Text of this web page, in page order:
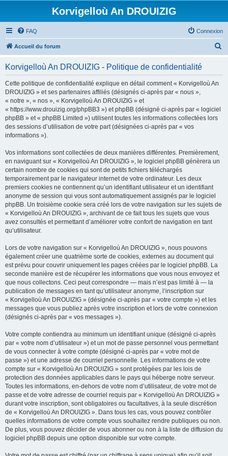
Korvigelloù An DROUIZIG
FAQ Connexion
Accueil du forum
Korvigelloù An DROUIZIG - Politique de confidentialité
Cette politique de confidentialité explique en détail comment « Korvigelloù An
DROUIZIG » et ses partenaires affiliés (désignés ci-après par « nous »,
« notre », « nos », « Korvigelloù An DROUIZIG » et
« https://www.drouizig.org/phpBB3 ») et phpBB (désigné ci-après par « logiciel
phpBB » et « phpBB Limited ») utilisent toutes les informations collectées lors
des sessions d’utilisation de votre part (désignées ci-après par « vos
informations »).
Vos informations sont collectées de deux manières différentes. Premièrement,
en naviguant sur « Korvigelloù An DROUIZIG », le logiciel phpBB génèrera un
certain nombre de cookies qui sont de petits fichiers téléchargés
temporairement par le navigateur internet de votre ordinateur. Les deux
premiers cookies ne contiennent qu’un identifiant utilisateur et un identifiant
anonyme de session qui vous sont automatiquement assignés par le logiciel
phpBB. Un troisième cookie sera créé lors de votre navigation sur les sujets de
« Korvigelloù An DROUIZIG », archivant de ce fait tous les sujets que vous
avez consultés et permettant d’améliorer votre confort de navigation en tant
qu’utilisateur.
Lors de votre navigation sur « Korvigelloù An DROUIZIG », nous pouvons
également créer une quatrième sorte de cookies, externes au document qui
est prévu pour couvrir uniquement les pages créées par le logiciel phpBB. La
seconde manière est de récupérer les informations que vous nous envoyez et
que nous collectons. Ceci peut correspondre — mais n’est pas limité à — la
publication de messages en tant qu’utilisateur anonyme, l’inscription sur
« Korvigelloù An DROUIZIG » (désignée ci-après par « votre compte ») et les
messages que vous publiez après votre inscription et lors de votre connexion
(désignés ci-après par « vos messages »).
Votre compte contiendra au minimum un identifiant unique (désigné ci-après
par « votre nom d’utilisateur ») et un mot de passe personnel vous permettant
de vous connecter à votre compte (désigné ci-après par « votre mot de
passe ») et une adresse de courriel personnelle. Les informations de votre
compte sur « Korvigelloù An DROUIZIG » sont protégées par les lois de
protection des données applicables dans le pays qui héberge notre serveur.
Toutes les informations, en-dehors de votre nom d’utilisateur, de votre mot de
passe et de votre adresse de courriel requis par « Korvigelloù An DROUIZIG »
durant votre inscription, sont obligatoires ou facultatives, à la seule discrétion
de « Korvigelloù An DROUIZIG ». Dans tous les cas, vous pouvez contrôler
quelles informations de votre compte vous souhaitez rendre publiques ou non.
De plus, vous pouvez décider de vous abonner ou non à la liste de diffusion du
logiciel phpBB depuis une option disponible sur votre compte.